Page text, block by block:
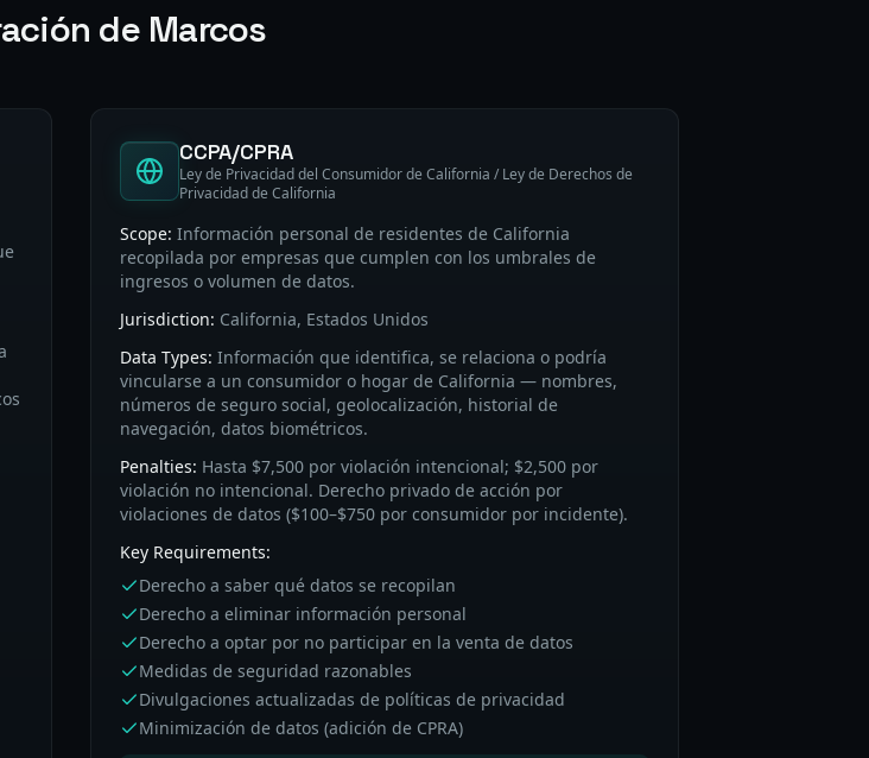
de Marcos
CCPA/CPRA
Ley de Privacidad del Consumidor de California / Ley de Derechos de
Privacidad de California
Scope: Información personal de residentes de California
recopilada por empresas que cumplen con los umbrales de
ingresos o volumen de datos.
Jurisdiction: California, Estados Unidos
Data Types: Información que identifica, se relaciona o podría
vincularse a un consumidor o hogar de California — nombres,
números de seguro social, geolocalización, historial de
navegación, datos biométricos.
Penalties: Hasta $7,500 por violación intencional; $2,500 por
violación no intencional. Derecho privado de acción por
violaciones de datos ($100–$750 por consumidor por incidente).
Key Requirements:
Derecho a saber qué datos se recopilan
Derecho a eliminar información personal
Derecho a optar por no participar en la venta de datos
Medidas de seguridad razonables
Divulgaciones actualizadas de políticas de privacidad
Minimización de datos (adición de CPRA)